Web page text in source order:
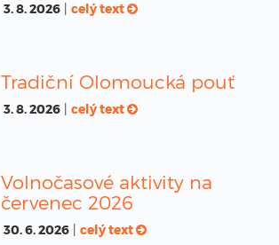
3. 8. 2026 celý text
Tradiční Olomoucká pouť
3. 8. 2026 celý text
Volnočasové aktivity na
červenec 2026
30. 6. 2026 celý text